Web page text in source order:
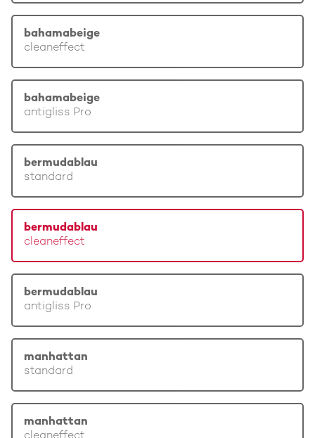
bahamabeige
cleaneffect
bahamabeige
antigliss Pro
bermudablau
standard
bermudablau
cleaneffect
bermudablau
antigliss Pro
manhattan
standard
manhattan